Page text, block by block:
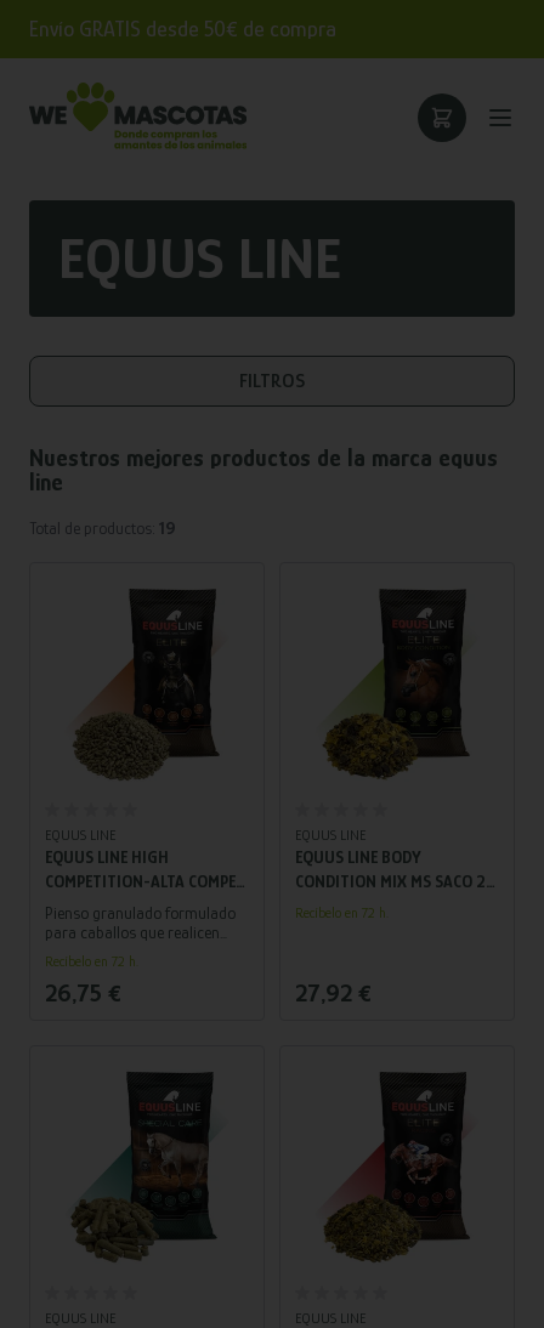
Envío GRATIS desde 50€ de compra
EQUUS LINE
FILTROS
Nuestros mejores productos de la marca equus
line
Total de productos: 19
EQUUS LINE
EQUUS LINE HIGH
COMPETITION-ALTA COMPET
GS SACO 20 KG
Pienso granulado formulado
para caballos que realicen
una actividad física intensa,
que necesiten un gran aporte
energético con la combinación
perfecta de vitaminas y
que les permite una correcta y
pronta recuperación del
Recíbelo en 72 h.
26,75 €
EQUUS LINE
EQUUS LINE BODY
CONDITION MIX MS SACO 20
KG
Recíbelo en 72 h.
27,92 €
EQUUS LINE EQUUS LINE